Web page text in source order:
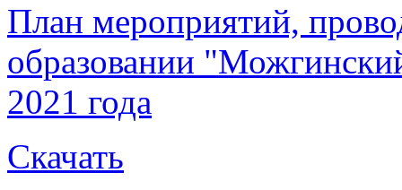
План мероприятий,
образовании
2021 года
Скачать